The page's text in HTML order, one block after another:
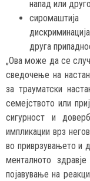
напад или
друга
„Ова може да се
сведочење на
за трауматски
семејството или
сигурност и
импликации врз
во приврзувањето и
менталното
појавување на